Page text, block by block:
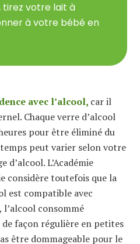
tirez votre lait à
à votre bébé en
avec l’alcool, car il
Chaque verre d’alcool
pour être éliminé du
peut varier selon votre
L’Académie
considère toutefois que la
est compatible avec
consommé
façon régulière en petites
être dommageable pour le